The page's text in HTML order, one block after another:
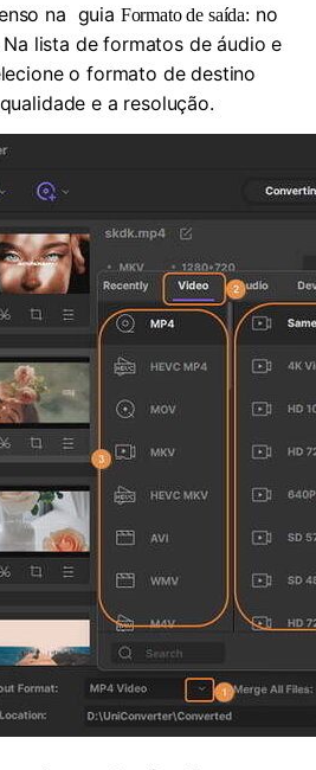
na guia Formato de saída: no
lista de formatos de áudio e
o formato de destino
e a resolução.